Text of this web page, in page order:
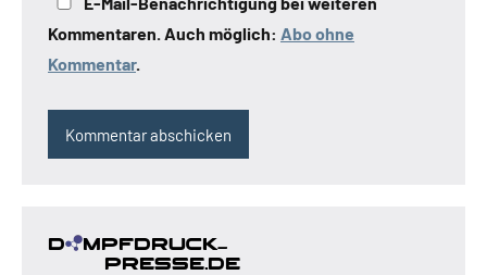
Kommentaren. Auch möglich: Abo ohne
Kommentar.